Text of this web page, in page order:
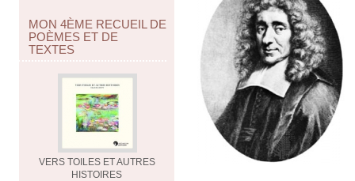
MON 4ÈME RECUEIL DE
POÈMES ET DE
TEXTES
VERS TOILES ET AUTRES
HISTOIRES